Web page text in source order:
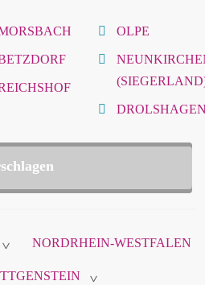
OLPE
> NORDRHEIN-WESTFALEN
>